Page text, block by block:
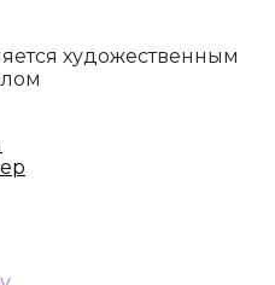
художественным